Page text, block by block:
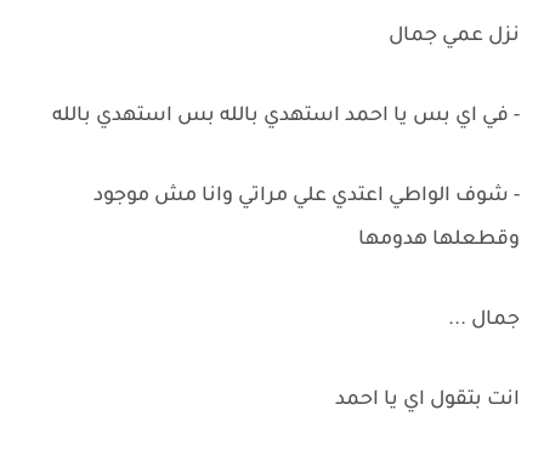
نزل عمي جمال
- في اي بس يا احمد استهدي بالله بس استهدي بالله
- شوف الواطي اعتدي علي مراتي وانا مش موجود
وقطعلها هدومها
جمال ...
انت بتقول اي يا احمد